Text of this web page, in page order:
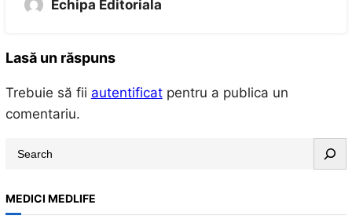
Echipa Editoriala
Lasă un răspuns
Trebuie să fii autentificatpentru a publica un
comentariu.
r
MEDICI MEDLIFE